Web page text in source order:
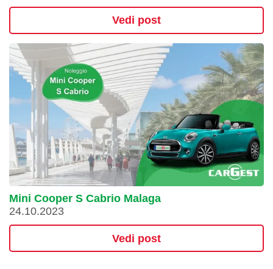
Vedi post
Mini Cooper S Cabrio Malaga
24.10.2023
Vedi post